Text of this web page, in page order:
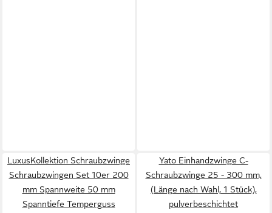
LuxusKollektion Schraubzwinge
Schraubzwingen Set 10er 200
mm Spannweite 50 mm
Spanntiefe Temperguss
Yato Einhandzwinge C-
Schraubzwinge 25 - 300 mm,
(Länge nach Wahl, 1 Stück),
pulverbeschichtet